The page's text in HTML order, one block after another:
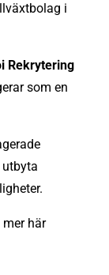
i
Rekrytering
som en
mer här